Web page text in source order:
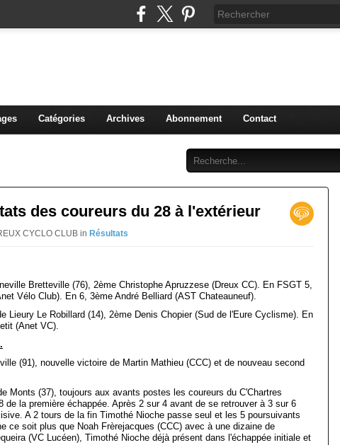
Catégories Archives Abonnement Contact
des coureurs du 28 à l'extérieur
CYCLO CLUB in Résultats
Bretteville (76), 2ème Christophe Apruzzese (Dreux CC). En FSGT 5,
Vélo Club). En 6, 3ème André Belliard (AST Chateauneuf).
Lieury Le Robillard (14), 2ème Denis Chopier (Sud de l'Eure Cyclisme). En
(Anet VC).
(91), nouvelle victoire de Martin Mathieu (CCC) et de nouveau second
Monts (37), toujours aux avants postes les coureurs du C'Chartres
de la première échappée. Après 2 sur 4 avant de se retrouver à 3 sur 6
A 2 tours de la fin Timothé Nioche passe seul et les 5 poursuivants
ce soit plus que Noah Frèrejacques (CCC) avec à une dizaine de
(VC Lucéen), Timothé Nioche déjà présent dans l'échappée initiale et